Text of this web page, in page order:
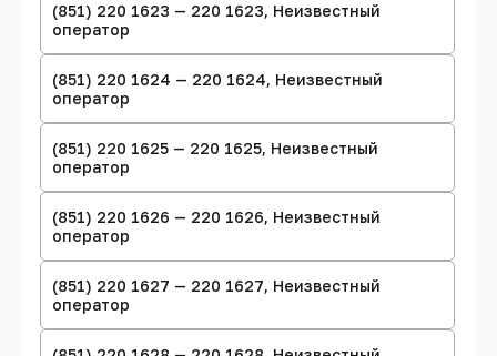
(851) 220 1623 — 220 1623, Неизвестный
оператор
(851) 220 1624 — 220 1624, Неизвестный
оператор
(851) 220 1625 — 220 1625, Неизвестный
оператор
(851) 220 1626 — 220 1626, Неизвестный
оператор
(851) 220 1627 — 220 1627, Неизвестный
оператор